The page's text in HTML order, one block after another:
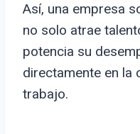
Así, una empresa
no solo atrae
potencia su
directamente en la
trabajo.